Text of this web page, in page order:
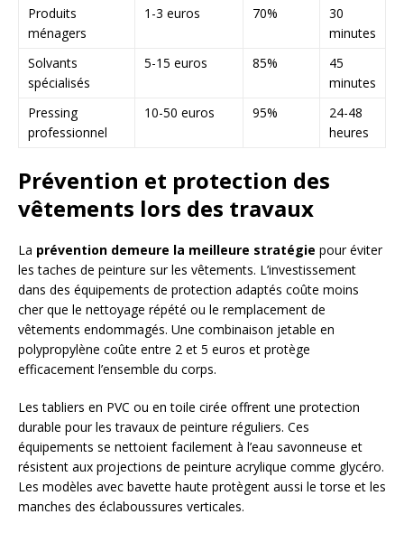
Produits
ménagers
1-3 euros 70%
30
minutes
Solvants
spécialisés
5-15 euros 85%
45
minutes
Pressing
professionnel
10-50 euros 95%
24-48
heures
Prévention et protection des
vêtements lors des travaux
La prévention demeure la meilleure stratégie pour éviter
les taches de peinture sur les vêtements. L’investissement
dans des équipements de protection adaptés coûte moins
cher que le nettoyage répété ou le remplacement de
vêtements endommagés. Une combinaison jetable en
polypropylène coûte entre 2 et 5 euros et protège
efficacement l’ensemble du corps.
Les tabliers en PVC ou en toile cirée offrent une protection
durable pour les travaux de peinture réguliers. Ces
équipements se nettoient facilement à l’eau savonneuse et
résistent aux projections de peinture acrylique comme glycéro.
Les modèles avec bavette haute protègent aussi le torse et les
manches des éclaboussures verticales.